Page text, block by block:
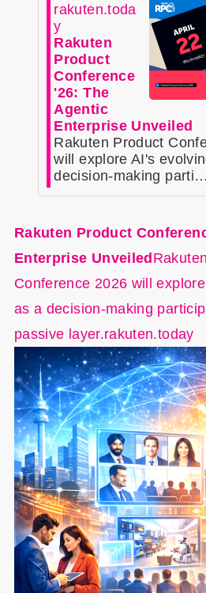
rakuten.toda
y
Rakuten
Product
Conference
'26: The
Agentic
Enterprise Unveiled
Rakuten Product
will explore AI's
decision-making parti…
Rakuten Product
Enterprise Unveiled
Conference 2026 will
as a decision-making
passive layer.rakuten.today